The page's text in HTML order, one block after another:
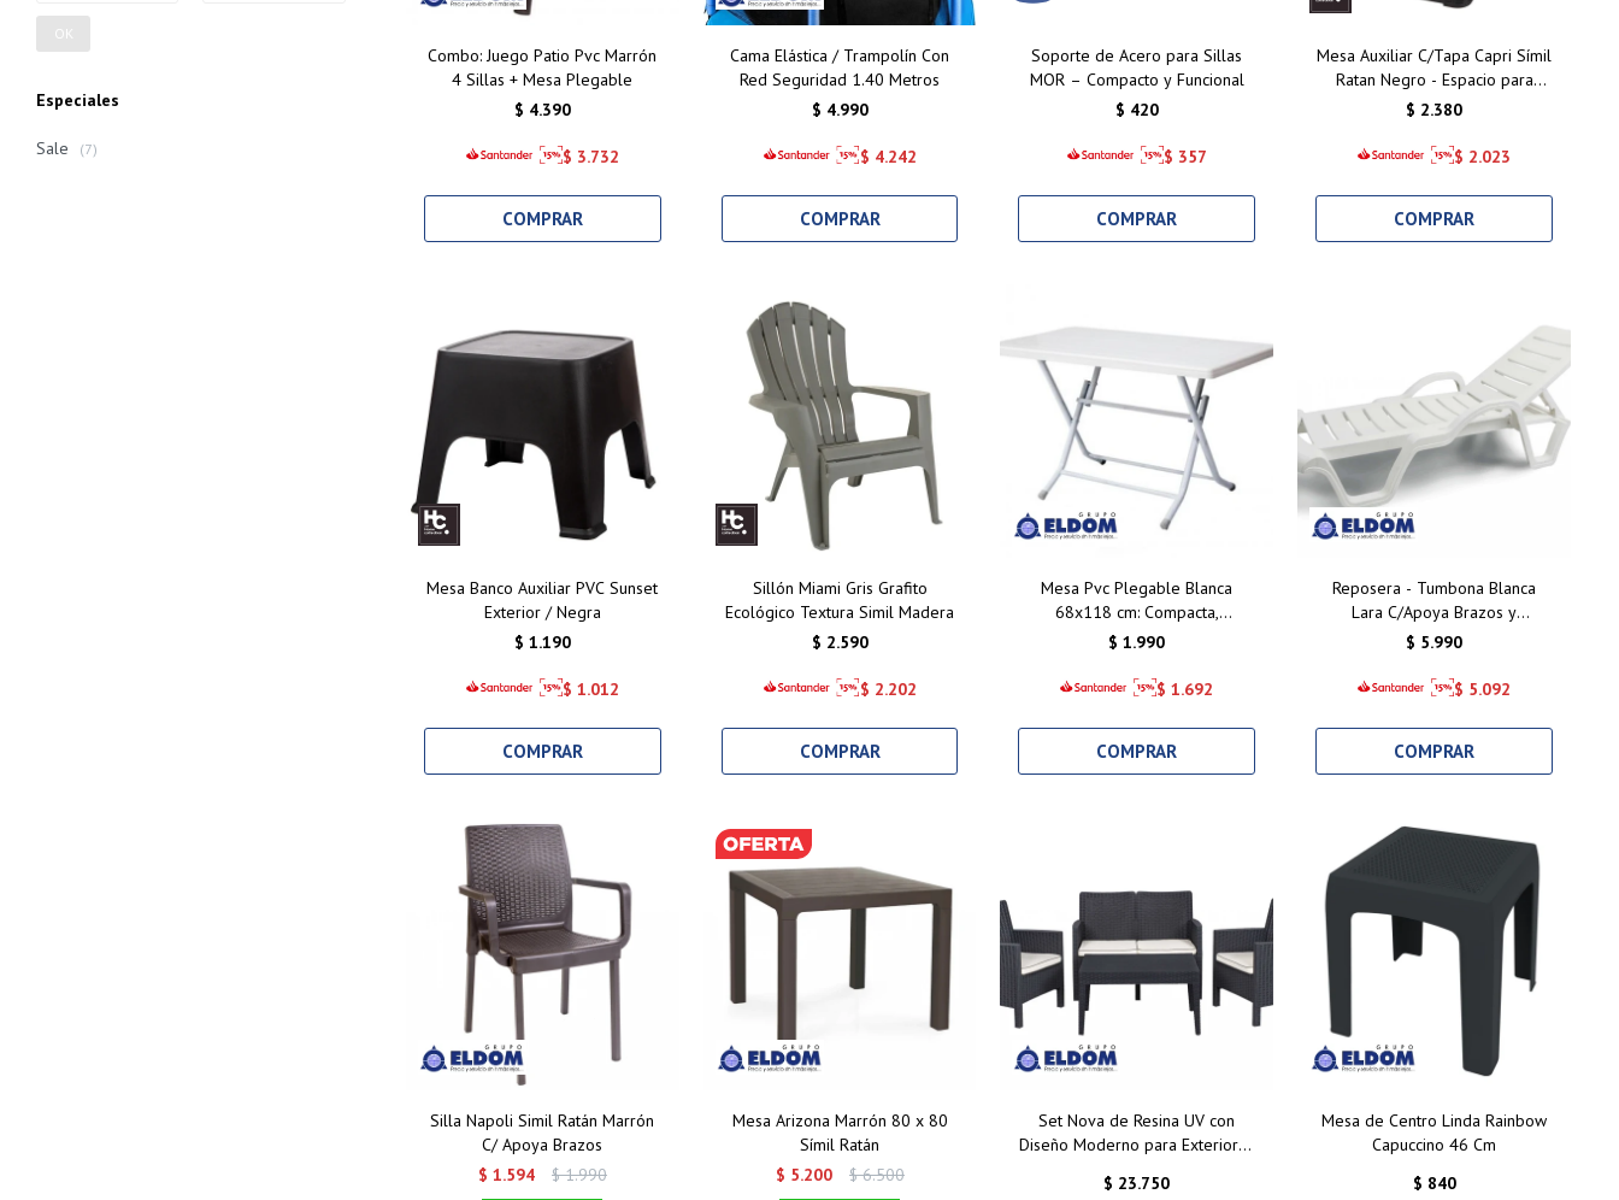
Combo: Juego Patio Pvc Marrón
4 Sillas + Mesa Plegable
$ 4.390
$ 3.732
Cama Elástica / Trampolín Con
Red Seguridad 1.40 Metros
$ 4.990
$ 4.242
Soporte de Acero para Sillas
MOR – Compacto y Funcional
$ 420
$ 357
Mesa Auxiliar C/Tapa Capri Símil
Ratan Negro - Espacio para
Guardado
$ 2.380
$ 2.023
Mesa Banco Auxiliar PVC Sunset
Exterior / Negra
$ 1.190
$ 1.012
Sillón Miami Gris Grafito
Ecológico Textura Simil Madera
$ 2.590
$ 2.202
Mesa Pvc Plegable Blanca
68x118 cm: Compacta,
Resistente y Funcional para
$ 1.990
$ 1.692
Reposera - Tumbona Blanca
Lara C/Apoya Brazos y
Posiciones
$ 5.990
$ 5.092
Silla Napoli Simil Ratán Marrón
C/ Apoya Brazos
$ 1.594 $ 1.990
Mesa Arizona Marrón 80 x 80
Símil Ratán
$ 5.200 $ 6.500
Set Nova de Resina UV con
Diseño Moderno para Exteriores
$ 23.750
Mesa de Centro Linda Rainbow
Capuccino 46 Cm
$ 840
OK
Especiales
Sale (7)